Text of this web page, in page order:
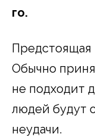
го.
Предстоящая
Обычно
не подходит
людей будут
неудачи.